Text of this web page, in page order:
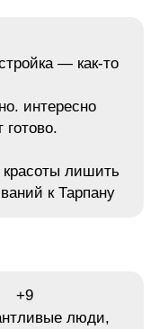
— как-то
интересно
готово.
красоты лишить
к Тарпану
+9
люди,